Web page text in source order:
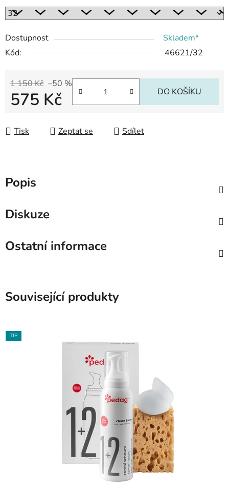
Dostupnost
Skladem*
Kód:
46621/32
1 150 Kč –50 %
575 Kč DO KOŠÍKU
Tisk Zeptat se Sdílet
Popis
Diskuze
Ostatní informace
Související produkty
TIP